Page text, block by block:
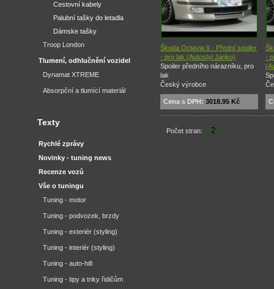
Škoda Octavia II - Přední spoiler
- pro lak (Autostyl Janko)
Spoiler předního nárazníku, pro
lak
Český výrobce
-
Cena s DPH: 3018.95 Kč
Počet stran: 1 2 3
Cestovní kabely
Palubní tašky do letadla
Dámske tašky
Troop London
Tlumení, odhlučnění vozidel
Dynamat XTREME
Absorpční a tlumící materiál
Texty
Rychlé zprávy
Novinky - tuning news
Recenze vozů
Vše o tuningu
Tuning - motor
Tuning - podvozek, brzdy
Tuning - exteriér (styling)
Tuning - interiér (styling)
Tuning - auto-hifi
Tuning - tipy a triky řidičům